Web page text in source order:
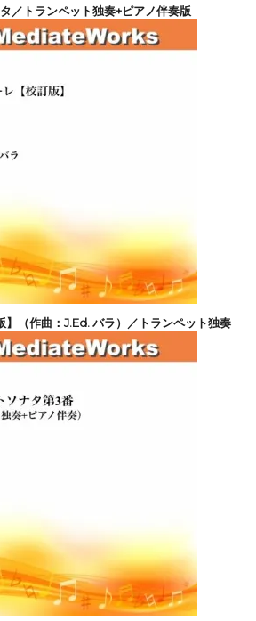
／トランペット独奏+ピアノ伴奏版
4,400円(税込)
】（作曲：J.Ed. バラ）／トランペット独奏
+ピアノ伴奏版